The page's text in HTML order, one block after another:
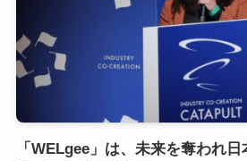
「WELgee」は、未来を奪われ